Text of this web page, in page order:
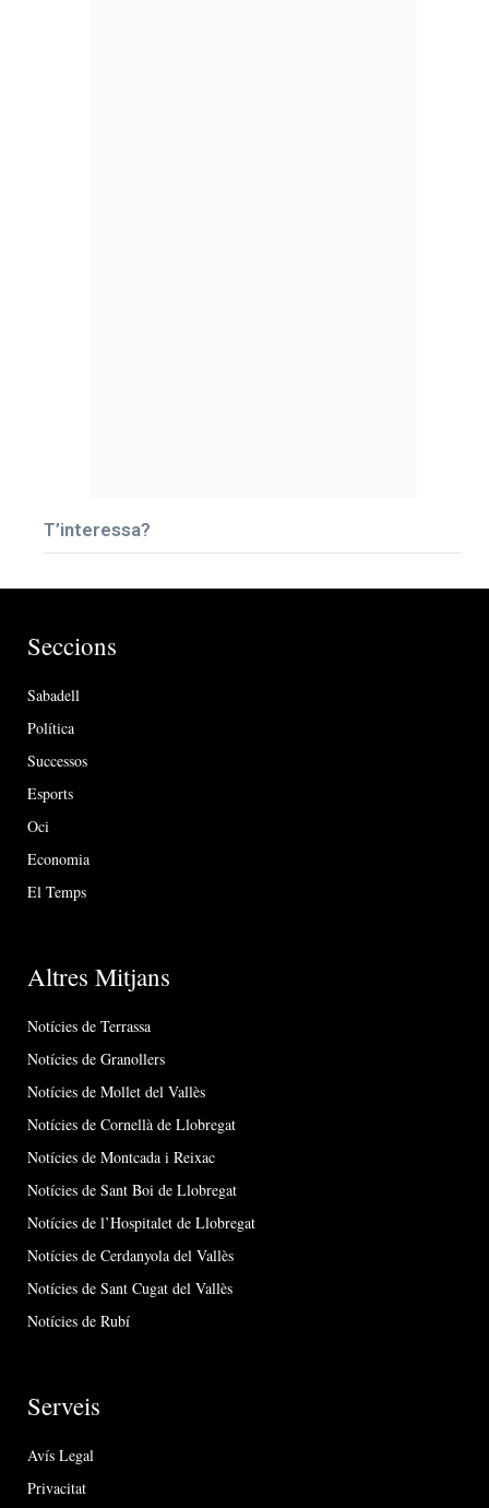
T’interessa?
Seccions
Sabadell
Política
Successos
Esports
Oci
Economia
El Temps
Altres Mitjans
Notícies de Terrassa
Notícies de Granollers
Notícies de Mollet del Vallès
Notícies de Cornellà de Llobregat
Notícies de Montcada i Reixac
Notícies de Sant Boi de Llobregat
Notícies de l’Hospitalet de Llobregat
Notícies de Cerdanyola del Vallès
Notícies de Sant Cugat del Vallès
Notícies de Rubí
Serveis
Avís Legal
Privacitat